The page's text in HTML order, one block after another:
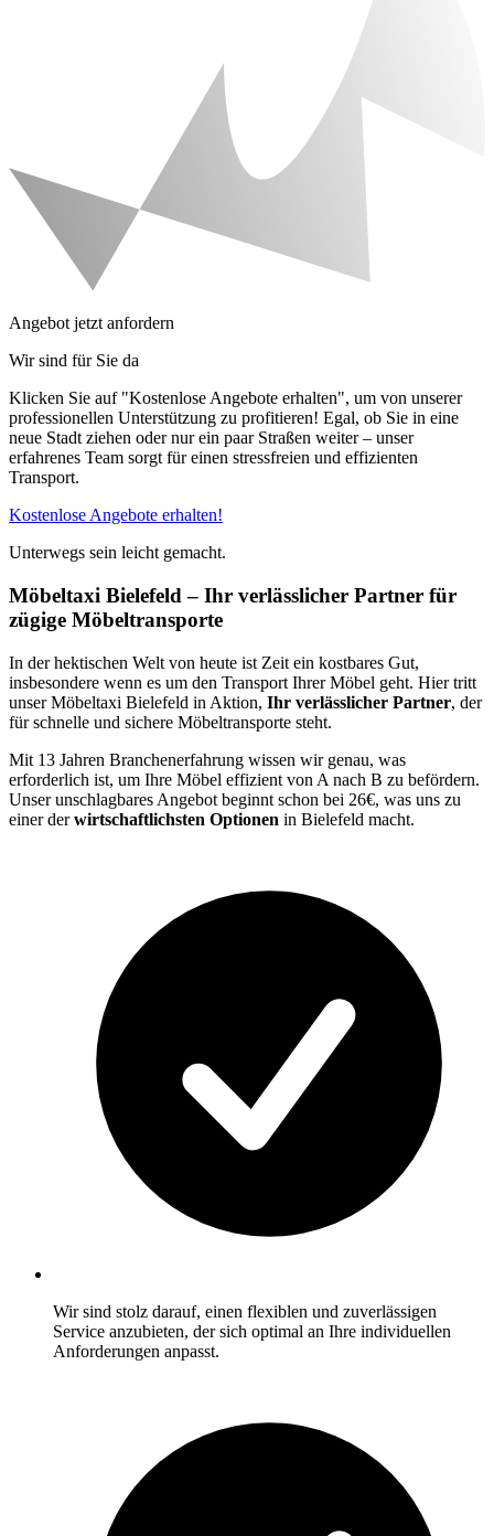
Angebot jetzt anfordern
Wir sind für Sie da
Klicken Sie auf "Kostenlose Angebote erhalten", um von unserer
professionellen Unterstützung zu profitieren! Egal, ob Sie in eine
neue Stadt ziehen oder nur ein paar Straßen weiter – unser
erfahrenes Team sorgt für einen stressfreien und effizienten
Transport.
Kostenlose Angebote erhalten!
Unterwegs sein leicht gemacht.
Möbeltaxi Bielefeld – Ihr verlässlicher Partner für
zügige Möbeltransporte
In der hektischen Welt von heute ist Zeit ein kostbares Gut,
insbesondere wenn es um den Transport Ihrer Möbel geht. Hier tritt
unser Möbeltaxi Bielefeld in Aktion, Ihr verlässlicher Partner, der
für schnelle und sichere Möbeltransporte steht.
Mit 13 Jahren Branchenerfahrung wissen wir genau, was
erforderlich ist, um Ihre Möbel effizient von A nach B zu befördern.
Unser unschlagbares Angebot beginnt schon bei 26€, was uns zu
einer derwirtschaftlichsten Optionen in Bielefeld macht.
Wir sind stolz darauf, einen flexiblen und zuverlässigen
Service anzubieten, der sich optimal an Ihre individuellen
Anforderungen anpasst.